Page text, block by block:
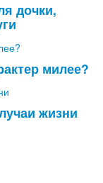
дочки,
милее?
жизни